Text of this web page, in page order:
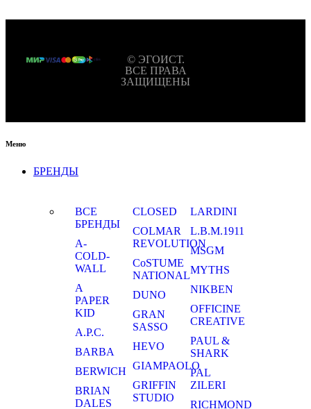
© ЭГОИСТ.
ВСЕ ПРАВА
ЗАЩИЩЕНЫ
Меню
БРЕНДЫ
ВСЕ
БРЕНДЫ
A-
COLD-
WALL
A
PAPER
KID
A.P.C.
BARBA
BERWICH
BRIAN
DALES
CLOSED
COLMAR
REVOLUTION
CoSTUME
NATIONAL
DUNO
GRAN
SASSO
HEVO
GIAMPAOLO
GRIFFIN
STUDIO
LARDINI
L.B.M.1911
MSGM
MYTHS
NIKBEN
OFFICINE
CREATIVE
PAUL &
SHARK
PAL
ZILERI
RICHMOND